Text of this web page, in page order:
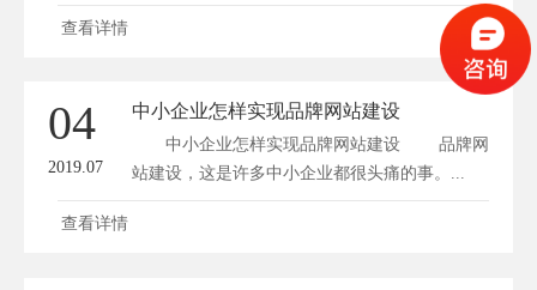
查看详情
04
2019.07
中小企业怎样实现品牌网站建设
中小企业怎样实现品牌网站建设 品牌网
站建设，这是许多中小企业都很头痛的事。...
查看详情